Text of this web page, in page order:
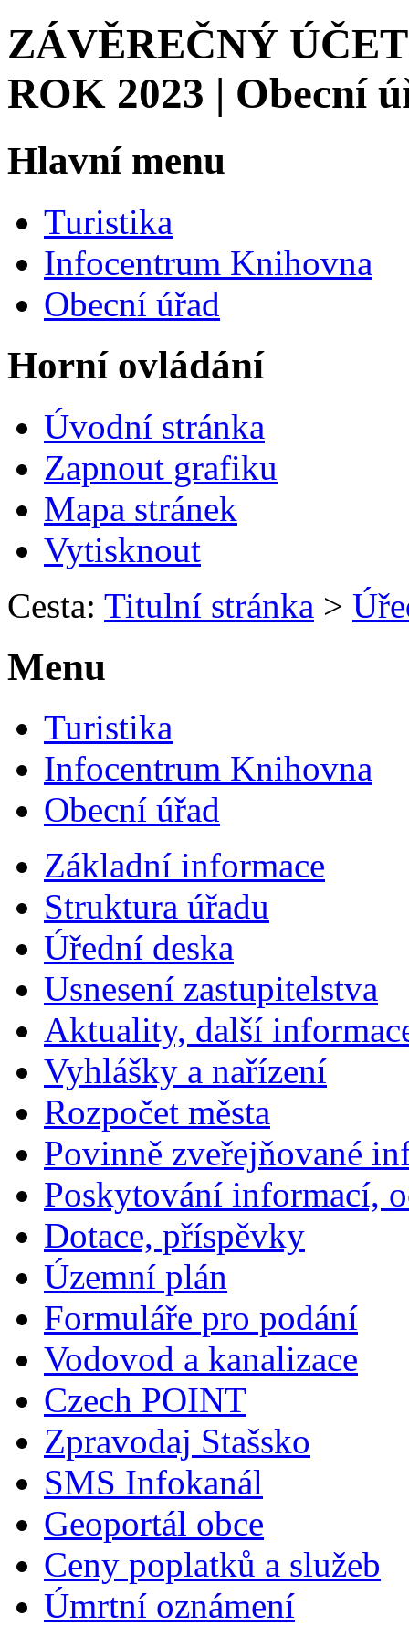
ZÁVĚREČNÝ
ROK 2023 | Obecní
Hlavní menu
Turistika
Infocentrum Knihovna
Obecní úřad
Horní ovládání
Úvodní stránka
Zapnout grafiku
Mapa stránek
Vytisknout
Cesta: Titulní stránka >
Menu
Turistika
Infocentrum Knihovna
Obecní úřad
Základní informace
Struktura úřadu
Úřední deska
Usnesení zastupitelstva
Aktuality, další
Vyhlášky a nařízení
Rozpočet města
Povinně zveřejňované
Poskytování informací,
Dotace, příspěvky
Územní plán
Formuláře pro podání
Vodovod a kanalizace
Czech POINT
Zpravodaj Stašsko
SMS Infokanál
Geoportál obce
Ceny poplatků a služeb
Úmrtní oznámení